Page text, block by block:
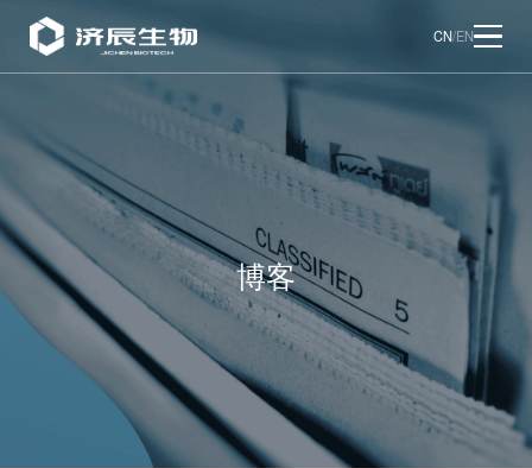
CN/EN
博客